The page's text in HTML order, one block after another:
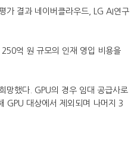
가 결과 네이버클라우드, LG AI연구
억 원 규모의 인재 영입 비용을
망했다. GPU의 경우 임대 공급사로
GPU 대상에서 제외되며 나머지 3